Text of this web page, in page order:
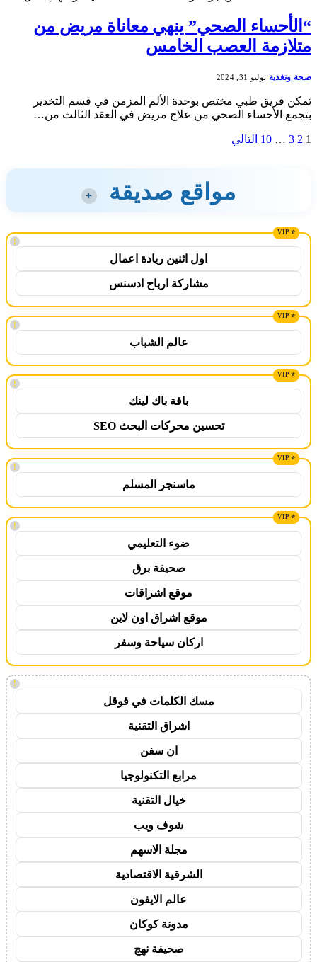
“الأحساء الصحي” ينهي معاناة مريض من
متلازمة العصب الخامس
صحة وتغذية يوليو 31, 2024
تمكن فريق طبي مختص بوحدة الألم المزمن في قسم التخدير
بتجمع الأحساء الصحي من علاج مريض في العقد الثالث من…
1
2
3
…
10 التالي
مواقع صديقة +
!
اول اثنين ريادة اعمال
مشاركة ارباح ادسنس
!
عالم الشباب
!
باقة باك لينك
تحسين محركات البحث SEO
!
ماسنجر المسلم
!
ضوء التعليمي
صحيفة برق
موقع اشراقات
موقع اشراق اون لاين
اركان سياحة وسفر
!
مسك الكلمات في قوقل
اشراق التقنية
ان سفن
مرابع التكنولوجيا
خيال التقنية
شوف ويب
مجلة الاسهم
الشرقية الاقتصادية
عالم الايفون
مدونة كوكان
صحيفة نهج